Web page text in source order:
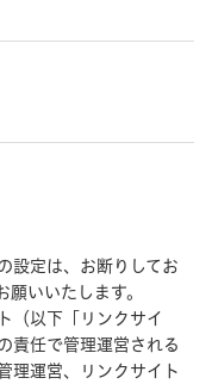
設定は、お断りしてお
いいたします。
（以下「リンクサイ
責任で管理運営される
理運営、リンクサイト